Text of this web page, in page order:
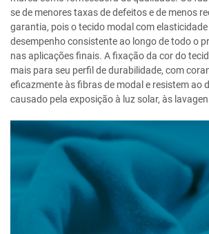
se de menores taxas de defeitos e de menos
garantia, pois o tecido modal com
desempenho consistente ao longo de todo o
nas aplicações finais. A fixação da cor do
mais para seu perfil de durabilidade, com
eficazmente às fibras de modal e resistem ao
causado pela exposição à luz solar, às